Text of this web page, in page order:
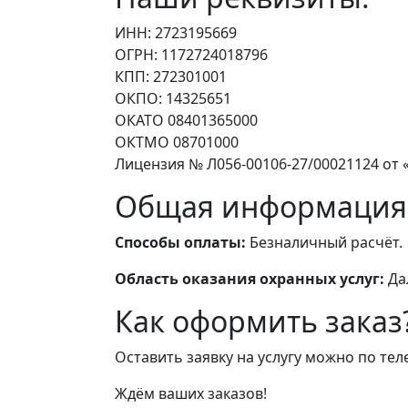
ИНН: 2723195669
ОГРН: 1172724018796
КПП: 272301001
ОКПО: 14325651
ОКАТО 08401365000
ОКТМО 08701000
Лицензия № Л056-00106-27/00021124 от
Общая
Способы оплаты: Безналичный расчёт.
Область оказания охранных услуг:
Как оформить
Оставить заявку на услугу можно по
Ждём ваших заказов!